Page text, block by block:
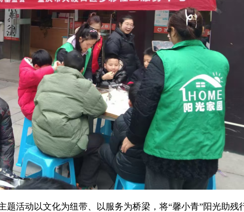
题活动以文化为纽带、以服务为桥梁，将“馨小青”阳光助残